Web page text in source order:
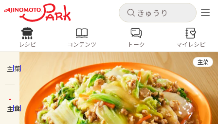
キャンセル
ログインするとレシピを保存できます
ログイン 新規登録
ホーム
キャンセル
レシピ コンテンツ
人気の食材・レシピ
きゅうり なす トマト
とうもろこし
レシピ コンテンツ トーク マイレシピ
主菜
主食
主菜